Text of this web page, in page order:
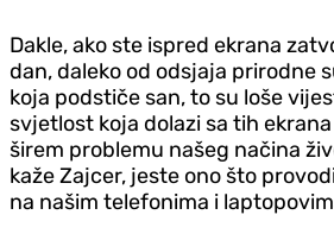
Dakle, ako ste ispred ekrana
dan, daleko od odsjaja prirodne
koja podstiče san, to su loše
svjetlost koja dolazi sa tih
širem problemu našeg načina
kaže Zajcer, jeste ono što
na našim telefonima i